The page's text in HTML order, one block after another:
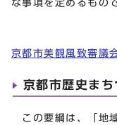
な事項を定めるもの
京都市美観風致審議
京都市歴史ま
この要綱は、「地